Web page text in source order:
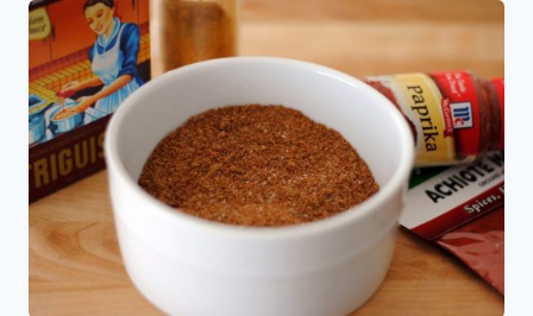
Sustituto
para
Condimento
Completo